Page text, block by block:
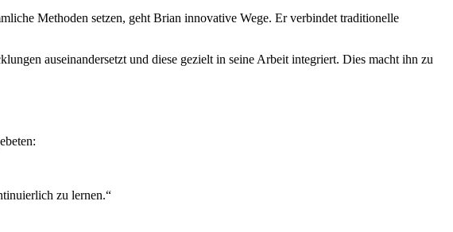
Methoden setzen, geht Brian innovative Wege. Er verbindet traditionelle
auseinandersetzt und diese gezielt in seine Arbeit integriert. Dies macht ihn zu
zu lernen.“